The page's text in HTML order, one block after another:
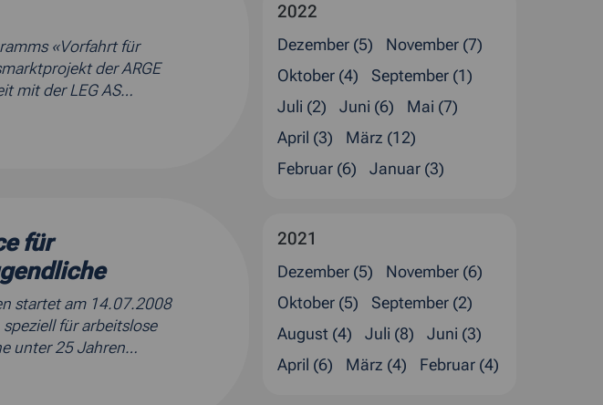
«Vorfahrt für
der ARGE
mit der LEG AS…
für
startet am 14.07.2008
für arbeitslose
unter 25 Jahren…
2022
Dezember (5)
November (7)
Oktober (4)
September (1)
Juli (2)
Juni (6)
Mai (7)
April (3)
März (12)
Februar (6)
Januar (3)
2021
Dezember (5)
November (6)
Oktober (5)
September (2)
August (4)
Juli (8)
Juni (3)
April (6)
März (4) Februar (4)